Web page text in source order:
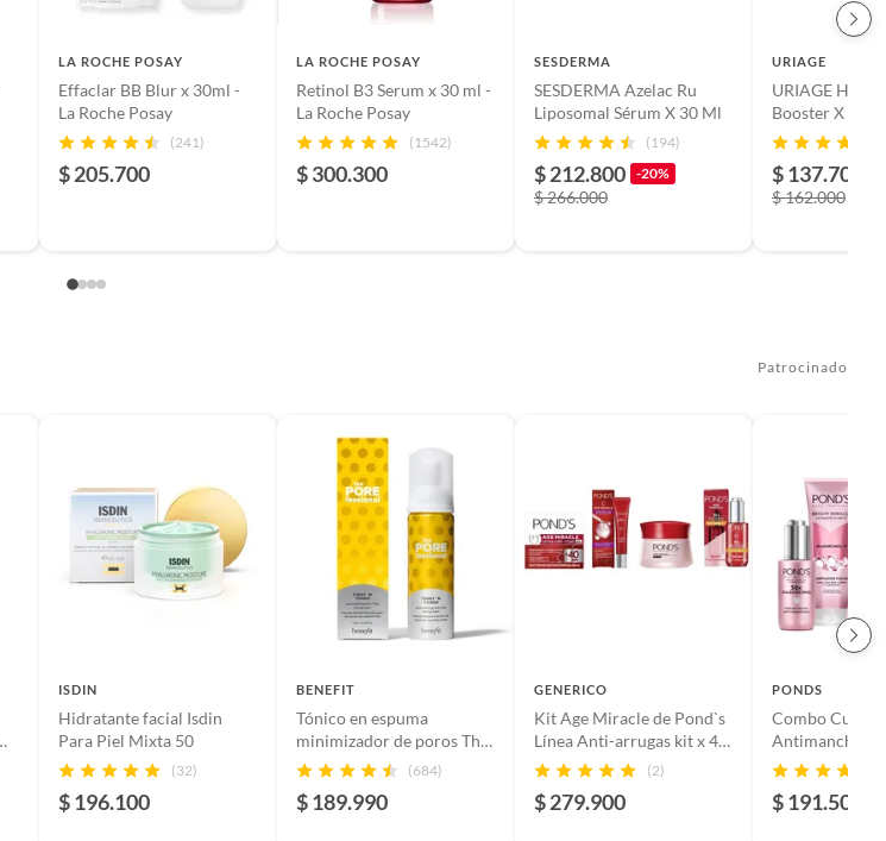
LA ROCHE POSAY
Effaclar BB Blur x 30ml -
La Roche Posay
(241)
$ 205.700
LA ROCHE POSAY
Retinol B3 Serum x 30 ml -
La Roche Posay
(1542)
$ 300.300
SESDERMA
SESDERMA Azelac Ru
Liposomal Sérum X 30 Ml
(194)
$ 212.800 -20%
$ 266.000
URIAGE
URIAGE
Booster X 30
$ 137.700
$ 162.000
Patrocinado
ISDIN
Hidratante facial Isdin
Para Piel Mixta 50
(32)
$ 196.100
BENEFIT
Tónico en espuma
minimizador de poros The
POREfessional Tight ’n
Size)
(684)
$ 189.990
GENERICO
Kit Age Miracle de Pond`s
Línea Anti-arrugas kit x 4
productos + Obsequio.
(2)
$ 279.900
PONDS
Combo
Antimanchas
Niasorcinol
$ 191.500